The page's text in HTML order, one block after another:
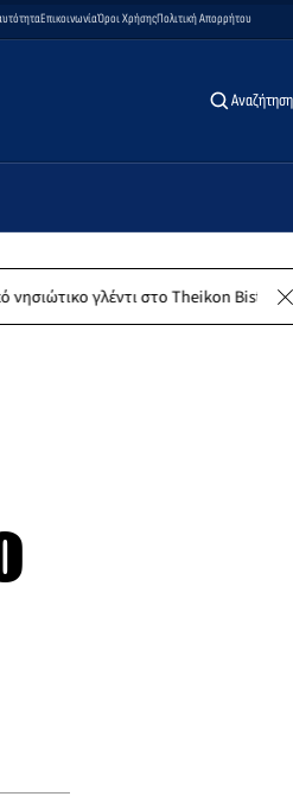
ΕπικοινωνίαΌροι ΧρήσηςΠολιτική Απορρήτου
Αναζήτηση
στο Theikon Bistro Restaurant!